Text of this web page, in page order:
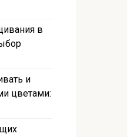
в
и
цветами: